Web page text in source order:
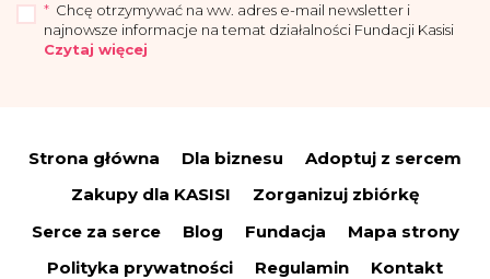
* Chcę otrzymywać na ww. adres e-mail newsletter i
najnowsze informacje na temat działalności Fundacji Kasisi
Czytaj więcej
Administrator wyznaczył Inspektora Danych Osobowych, z którym można się
a) wysyłki newslettera i informacji o działalności fundacji – co stanowi
6 ust. 1 lit. f RODO;
Strona główna Dla biznesu
Adoptuj z sercem
Zakupy dla KASISI
Zorganizuj zbiórkę
Serce za serce
Blog Fundacja
Mapa strony
Polityka prywatności
Regulamin Kontakt